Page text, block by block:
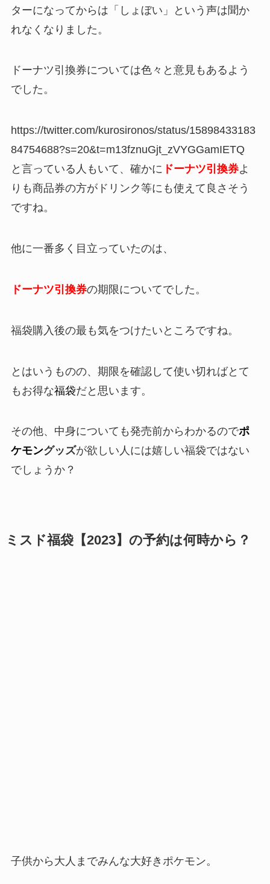
ターになってからは「しょぼい」という声は聞か
れなくなりました。
ドーナツ引換券については色々と意見もあるよう
でした。
https://twitter.com/kurosironos/status/15898433183
84754688?s=20&t=m13fznuGjt_zVYGGamIETQ
と言っている人もいて、確かに ドーナツ引換券よ
りも商品券の方がドリンク等にも使えて良さそう
ですね。
他に一番多く目立っていたのは、
ドーナツ引換券の期限についてでした。
福袋購入後の最も気をつけたいところですね。
とはいうものの、期限を確認して使い切ればとて
もお得な福袋だと思います。
その他、中身についても発売前からわかるのでポ
ケモングッズが欲しい人には嬉しい福袋ではない
でしょうか？
ミスド福袋【2023】の予約は何時から？
子供から大人までみんな大好きポケモン。